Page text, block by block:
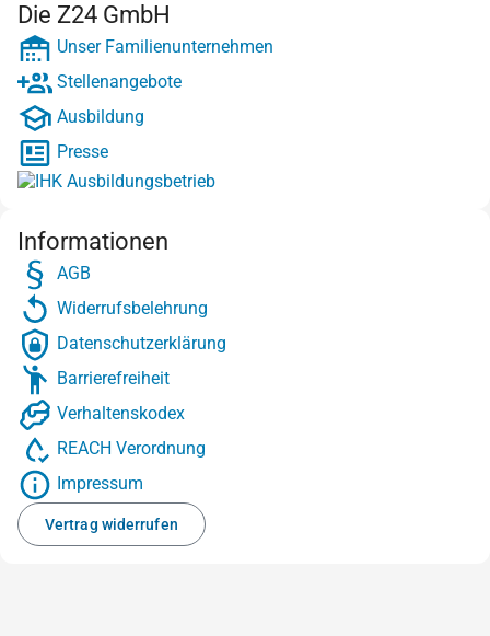
Die Z24 GmbH
Unser Familienunternehmen
Stellenangebote
Ausbildung
Presse
Informationen
AGB
Widerrufsbelehrung
Datenschutzerklärung
Barrierefreiheit
Verhaltenskodex
REACH Verordnung
Impressum
Vertrag widerrufen